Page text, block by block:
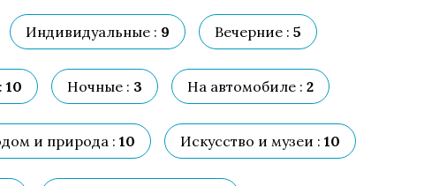
Индивидуальные : 9 Вечерние : 5
10 Ночные : 3 На автомобиле : 2
и природа : 10 Искусство и музеи : 10